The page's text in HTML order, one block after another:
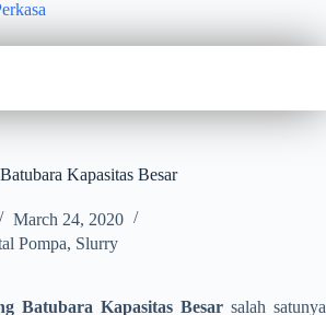
Kapasitas Besar
March 24, 2020
Pompa, Slurry
Batubara Kapasitas Besar salah satunya